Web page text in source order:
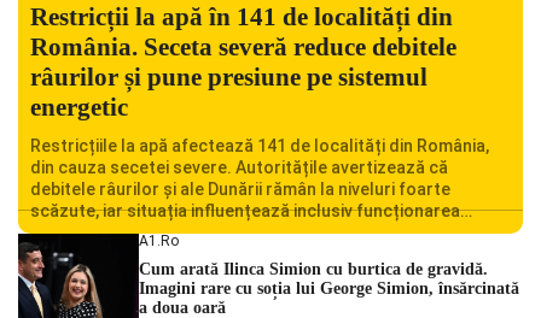
Restricții la apă în 141 de localități din
România. Seceta severă reduce debitele
râurilor și pune presiune pe sistemul
energetic
Restricțiile la apă afectează 141 de localități din România,
din cauza secetei severe. Autoritățile avertizează că
debitele râurilor și ale Dunării rămân la niveluri foarte
scăzute, iar situația influențează inclusiv funcționarea
Centralei Nucleare de la Cernavodă. România se confruntă
cu una dintre cele mai dificile perioade din punct de vedere
hidrologic din ultimii ani. Lipsa […]
A1.ro
Cum arată Ilinca Simion cu burtica de gravidă.
Imagini rare cu soția lui George Simion, însărcinată
a doua oară